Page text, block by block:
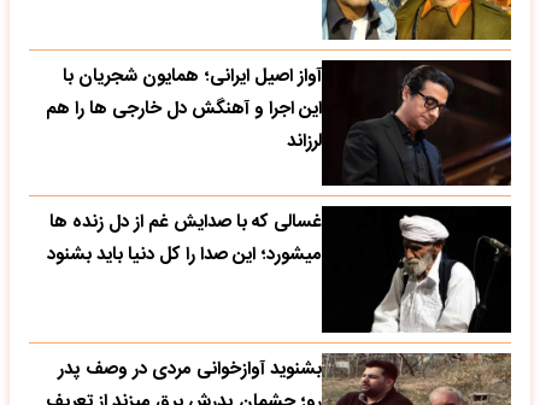
آواز اصیل ایرانی؛ همایون شجریان با
این اجرا و آهنگش دل خارجی ها را هم
لرزاند
غسالی که با صدایش غم از دل زنده ها
میشورد؛ این صدا را کل دنیا باید بشنود
بشنوید آوازخوانی مردی در وصف پدر